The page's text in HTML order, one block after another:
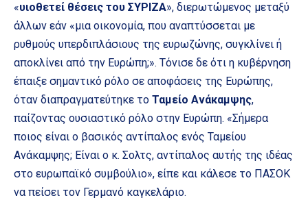
«υιοθετεί θέσεις του ΣΥΡΙΖΑ», διερωτώμενος μεταξύ
άλλων εάν «μια οικονομία, που αναπτύσσεται με
ρυθμούς υπερδιπλάσιους της ευρωζώνης, συγκλίνει ή
αποκλίνει από την Ευρώπη;». Τόνισε δε ότι η κυβέρνηση
έπαιξε σημαντικό ρόλο σε αποφάσεις της Ευρώπης,
όταν διαπραγματεύτηκε το Ταμείο Ανάκαμψης,
παίζοντας ουσιαστικό ρόλο στην Ευρώπη. «Σήμερα
ποιος είναι ο βασικός αντίπαλος ενός Ταμείου
Ανάκαμψης; Είναι ο κ. Σολτς, αντίπαλος αυτής της ιδέας
στο ευρωπαϊκό συμβούλιο», είπε και κάλεσε το ΠΑΣΟΚ
να πείσει τον Γερμανό καγκελάριο.